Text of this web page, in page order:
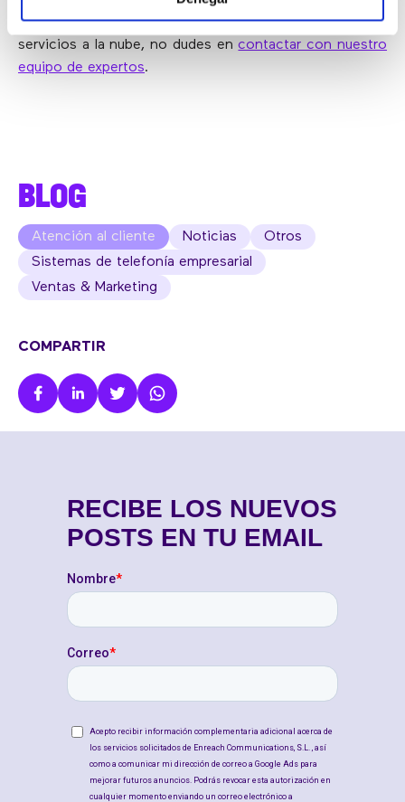
el sector, así que si tienes dudas de cómo migrar tus
servicios a la nube, no dudes encontactar con nuestro
equipo de expertos.
BLOG
Atención al cliente Noticias
Otros
Sistemas de telefonía empresarial
Ventas & Marketing
COMPARTIR